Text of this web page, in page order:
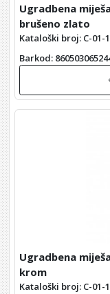
Ugradbena
brušeno zlato
Kataloški broj: C-01-
Barkod:
Ugradbena
krom
Kataloški broj: C-01-